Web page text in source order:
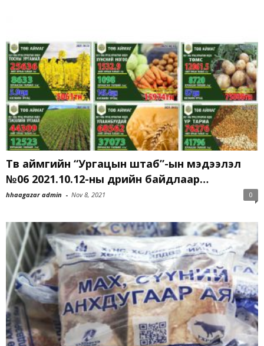
Төв аймгийн “Ургацын штаб”-ын мэдээлэл
№06 2021.10.12-ны өдрийн байдлаар…
hhaagazar admin - Nov 8, 2021 0